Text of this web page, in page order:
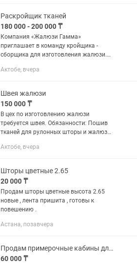
Раскройщик тканей
180 000 - 200 000 ₸
Компания «Жалюзи Гамма»
приглашает в команду кройщика -
сборщика для изготовления жалюзи.
рулонных шторы и сборка жалюзи.
Контроль...
Актобе, вчера
Швея жалюзи
150 000 ₸
В цех по изготовлению жалюзи
требуется швея. Обязанности: Пошив
тканей для рулонных шторы и жалюзи.
качества готовых изделий.
месте. ...
Актобе, вчера
Шторы цветные 2.65
20 000 ₸
Продам шторы цветные высота 2.65
новые , лента пришита , готовы к
повешению .
Астана, позавчера
Продам примерочные кабины для магазина одежды
60 000 ₸